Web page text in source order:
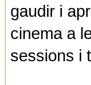
gaudir i
cinema a
sessions i